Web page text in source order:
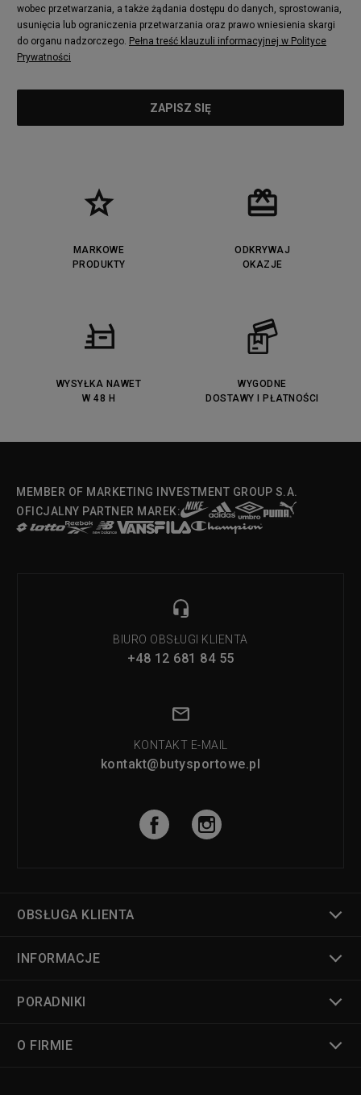
wobec przetwarzania, a także żądania dostępu do danych, sprostowania,
usunięcia lub ograniczenia przetwarzania oraz prawo wniesienia skargi
do organu nadzorczego. Pełna treść klauzuli informacyjnej w Polityce
Prywatności
MARKOWE
PRODUKTY
ODKRYWAJ
OKAZJE
WYSYŁKA NAWET
W 48 H
WYGODNE
DOSTAWY I PŁATNOŚCI
MEMBER OF MARKETING INVESTMENT GROUP S.A.
OFICJALNY PARTNER MAREK:
BIURO OBSŁUGI KLIENTA
+48 12 681 84 55
KONTAKT E-MAIL
kontakt@butysportowe.pl
OBSŁUGA KLIENTA
INFORMACJE
PORADNIKI
O FIRMIE